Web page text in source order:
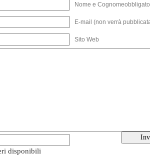
Nome e
E-mail (non verrà
Sito Web
disponibili